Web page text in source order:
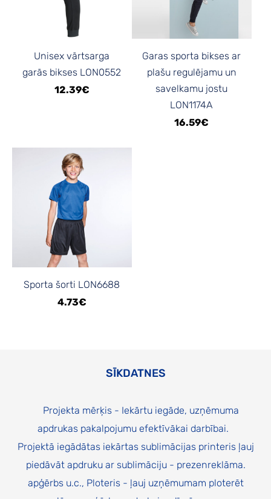
Unisex vārtsarga
garās bikses LON0552
12.39€
Garas sporta bikses ar
plašu regulējamu un
savelkamu jostu
LON1174A
16.59€
Sporta šorti LON6688
4.73€
SĪKDATNES
Projekta mērķis - Iekārtu iegāde, uzņēmuma
apdrukas pakalpojumu efektīvākai darbībai.
Projektā iegādātas iekārtas sublimācijas printeris ļauj
piedāvāt apdruku ar sublimāciju - prezenreklāma.
apģērbs u.c., Ploteris - ļauj uzņēmumam ploterēt